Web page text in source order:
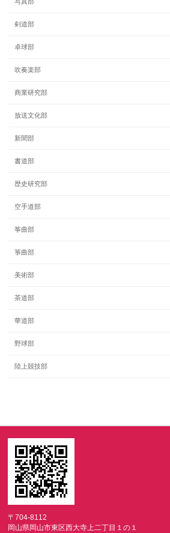
剣道部
卓球部
吹奏楽部
商業研究部
放送文化部
新聞部
書道部
歴史研究部
空手道部
筝曲部
箏曲部
美術部
茶道部
華道部
野球部
陸上競技部
〒704-8112
岡山県岡山市東区西大寺上二丁目１の１